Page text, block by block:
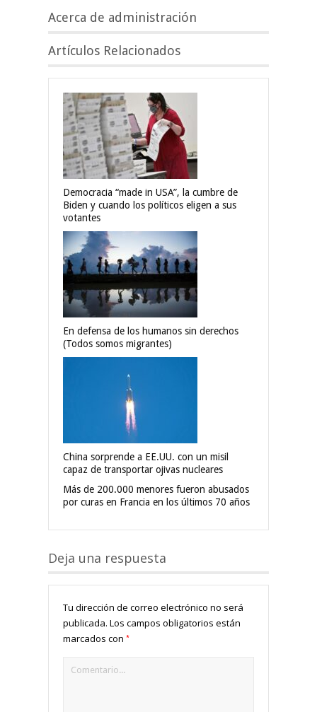
Acerca de administración
Artículos Relacionados
Democracia “made in USA”, la cumbre de
Biden y cuando los políticos eligen a sus
votantes
En defensa de los humanos sin derechos
(Todos somos migrantes)
China sorprende a EE.UU. con un misil
capaz de transportar ojivas nucleares
Más de 200.000 menores fueron abusados
por curas en Francia en los últimos 70 años
Deja una respuesta
Tu dirección de correo electrónico no será
publicada. Los campos obligatorios están
marcados con *